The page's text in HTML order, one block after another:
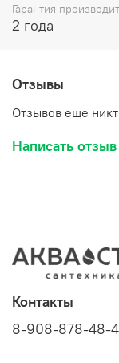
Гарантия
2 года
Отзывы
Отзывов еще
Написать отзыв
Контакты
8-908-878-48-